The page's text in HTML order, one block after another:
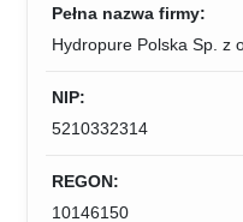
Pełna nazwa firmy:
Hydropure Polska Sp. z
NIP:
5210332314
REGON:
10146150